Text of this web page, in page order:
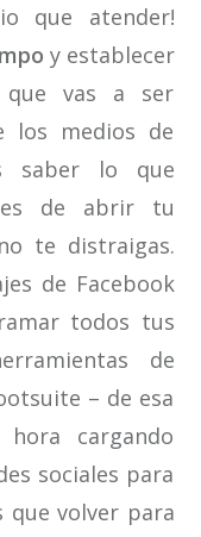
que atender!
y establecer
que vas a ser
los medios de
saber lo que
de abrir tu
te distraigas.
de Facebook
todos tus
de
– de esa
cargando
sociales para
que volver para